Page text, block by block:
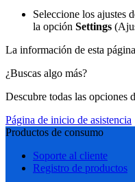
Seleccione los ajustes
la opción Settings
La información de esta
¿Buscas algo más?
Descubre todas las opciones
Página de inicio de asistencia
Productos de consumo
Soporte al cliente
Registro de productos